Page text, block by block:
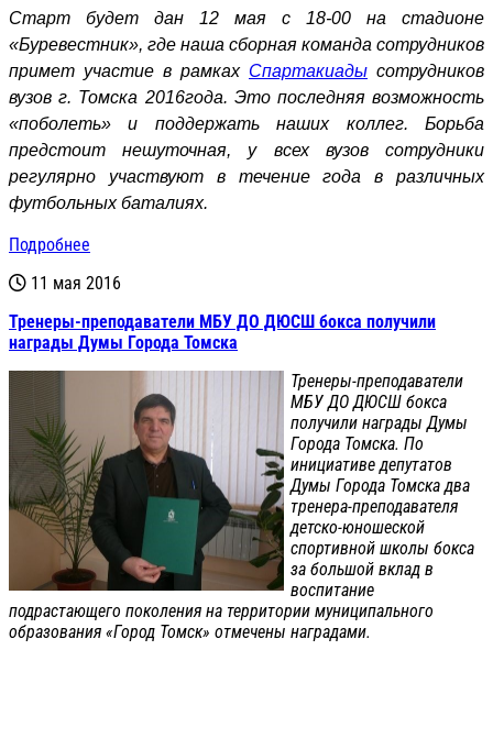
Старт будет дан 12 мая с 18-00 на стадионе
«Буревестник», где наша сборная команда сотрудников
примет участие в рамках Спартакиады сотрудников
вузов г. Томска 2016года. Это последняя возможность
«поболеть» и поддержать наших коллег. Борьба
предстоит нешуточная, у всех вузов сотрудники
регулярно участвуют в течение года в различных
футбольных баталиях.
Подробнее
11 мая 2016
Тренеры-преподаватели МБУ ДО ДЮСШ бокса получили
награды Думы Города Томска
Тренеры-преподаватели
МБУ ДО ДЮСШ бокса
получили награды Думы
Города Томска. По
инициативе депутатов
Думы Города Томска два
тренера-преподавателя
детско-юношеской
спортивной школы бокса
за большой вклад в
воспитание
подрастающего поколения на территории муниципального
образования «Город Томск» отмечены наградами.